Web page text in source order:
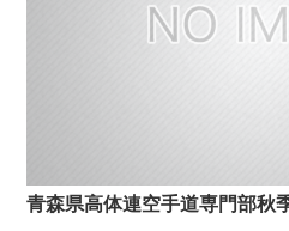
青森県高体連空手道専門部秋